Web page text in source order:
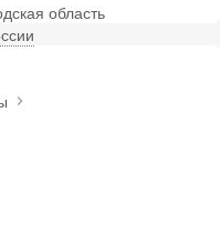
область